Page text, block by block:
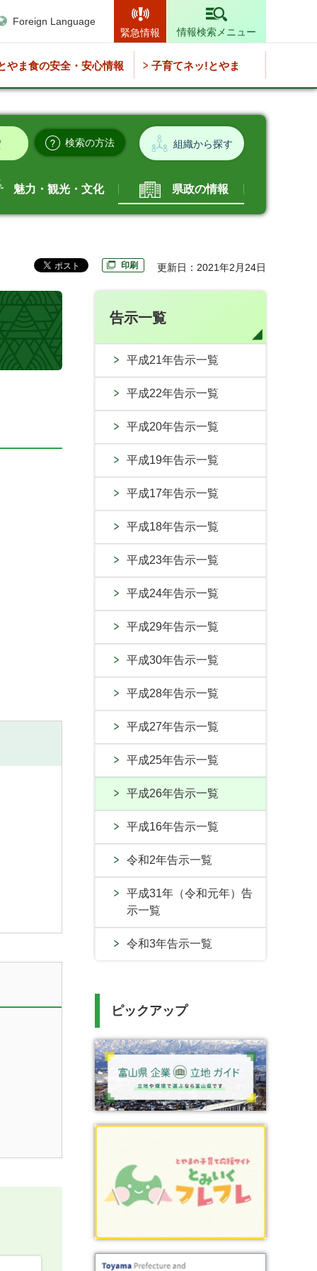
Foreign Language
緊急情報
情報検索メニュー
やま食の安全・安心情報 子育てネッ!とやま
検索の方法 組織から探す
魅力・観光・文化 県政の情報
印刷 更新日：2021年2月24日
告示一覧
平成21年告示一覧
平成22年告示一覧
平成20年告示一覧
平成19年告示一覧
平成17年告示一覧
平成18年告示一覧
平成23年告示一覧
平成24年告示一覧
平成29年告示一覧
平成30年告示一覧
平成28年告示一覧
平成27年告示一覧
平成25年告示一覧
平成26年告示一覧
平成16年告示一覧
令和2年告示一覧
平成31年（令和元年）告
示一覧
令和3年告示一覧
ピックアップ